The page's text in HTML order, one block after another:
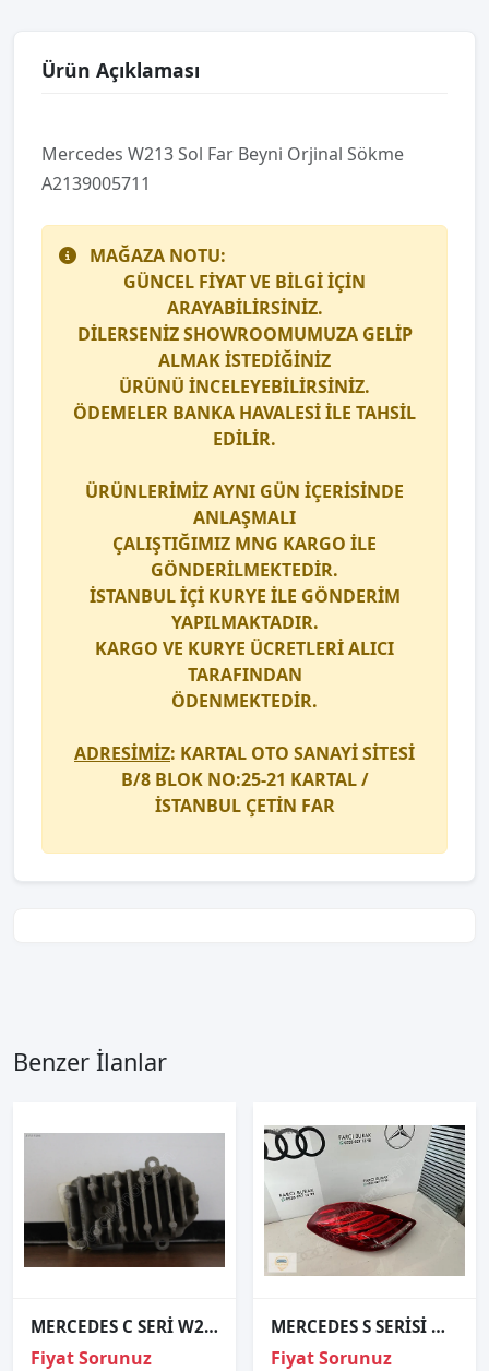
Ürün Açıklaması
Mercedes W213 Sol Far Beyni̇ Orji̇nal Sökme
A2139005711
MAĞAZA NOTU:
GÜNCEL FİYAT VE BİLGİ İÇİN
ARAYABİLİRSİNİZ.
DİLERSENİZ SHOWROOMUMUZA GELİP
ALMAK İSTEDİĞİNİZ
ÜRÜNÜ İNCELEYEBİLİRSİNİZ.
ÖDEMELER BANKA HAVALESİ İLE TAHSİL
EDİLİR.
ÜRÜNLERİMİZ AYNI GÜN İÇERİSİNDE
ANLAŞMALI
ÇALIŞTIĞIMIZ MNG KARGO İLE
GÖNDERİLMEKTEDİR.
İSTANBUL İÇİ KURYE İLE GÖNDERİM
YAPILMAKTADIR.
KARGO VE KURYE ÜCRETLERİ ALICI
TARAFINDAN
ÖDENMEKTEDİR.
ADRESİMİZ: KARTAL OTO SANAYİ SİTESİ
B/8 BLOK NO:25-21 KARTAL /
İSTANBUL ÇETİN FAR
Benzer İlanlar
MERCEDES C SERİ W205 W156 GÜNDÜZ LED ÜNİTESİ
Fiyat Sorunuz
MERCEDES S SERİSİ W222 SOL STOP ORJİNAL
Fiyat Sorunuz